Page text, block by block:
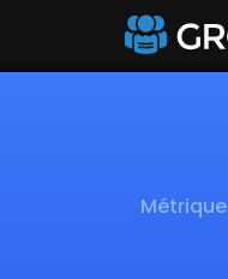
Métrique